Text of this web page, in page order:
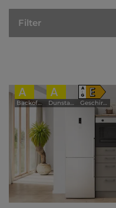
Filter
A
Backofen
A
Dunstabzugshaube
A
↑
G E
Geschirrspüler